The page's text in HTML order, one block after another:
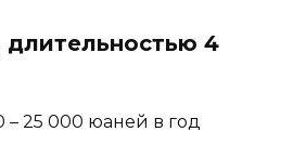
длительностью 4
25 000 юаней в год